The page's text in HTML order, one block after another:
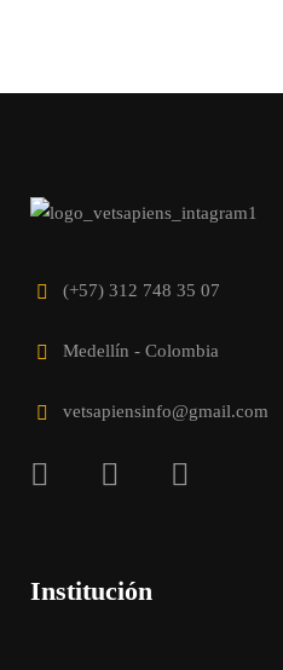
(+57) 312 748 35 07
Medellín - Colombia
vetsapiensinfo@gmail.com
Institución